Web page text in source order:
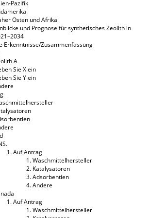
Pazifik
Osten und Afrika
und Prognose für synthetisches Zeolith in
Erkenntnisse/Zusammenfassung
A
Sie X ein
Sie Y ein
Auf Antrag
Waschmittelhersteller
Katalysatoren
Adsorbentien
Andere
Auf Antrag
Waschmittelhersteller